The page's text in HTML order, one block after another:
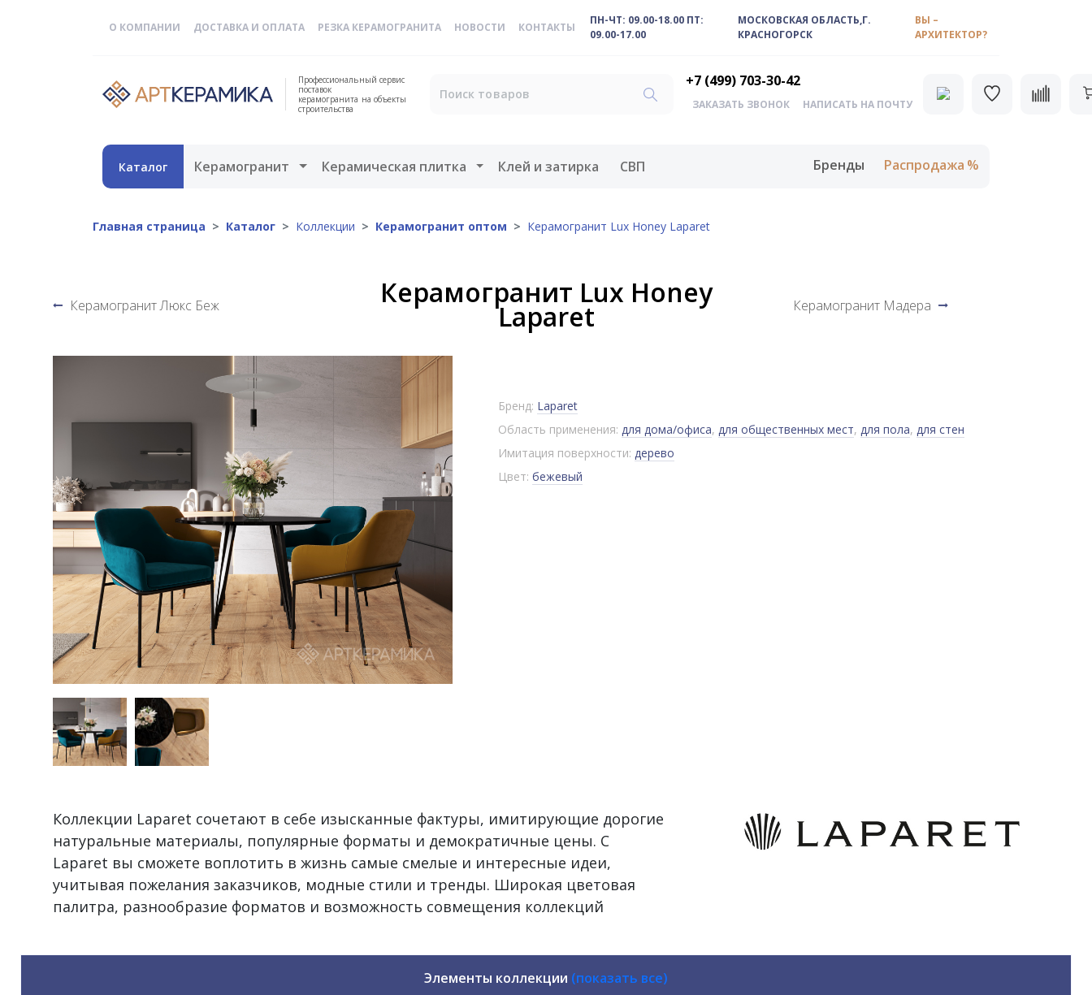
О КОМПАНИИ ДОСТАВКА И ОПЛАТА РЕЗКА КЕРАМОГРАНИТА НОВОСТИ КОНТАКТЫ
ПН-ЧТ: 09.00-18.00 ПТ:
09.00-17.00
МОСКОВСКАЯ ОБЛАСТЬ,Г.
КРАСНОГОРСК
ВЫ –
АРХИТЕКТОР?
Профессиональный сервис
поставок
керамогранита на объекты
строительства
+7 (499) 703-30-42
ЗАКАЗАТЬ ЗВОНОК НАПИСАТЬ НА ПОЧТУ
Каталог Керамогранит Открыть меню
Керамическая плитка Открыть меню
Клей и затирка СВП Бренды Распродажа
Главная страница Каталог Коллекции Керамогранит оптом Керамогранит Lux Honey Laparet
Керамогранит Люкс Беж Керамогранит Lux Honey
Laparet Керамогранит Мадера
Бренд: Laparet
Область применения: для дома/офиса, для общественных мест, для пола, для стен
Имитация поверхности: дерево
Цвет: бежевый
Коллекции Laparet сочетают в себе изысканные фактуры, имитирующие дорогие
натуральные материалы, популярные форматы и демократичные цены. С
Laparet вы сможете воплотить в жизнь самые смелые и интересные идеи,
учитывая пожелания заказчиков, модные стили и тренды. Широкая цветовая
палитра, разнообразие форматов и возможность совмещения коллекций
Элементы коллекции (показать все)